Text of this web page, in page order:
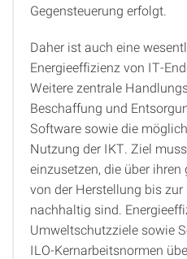
Gegensteuerung erfolgt.
Daher ist auch eine
Energieeffizienz von IT-
Weitere zentrale
Beschaffung und
Software sowie die
Nutzung der IKT. Ziel
einzusetzen, die über
von der Herstellung bis
nachhaltig sind.
Umweltschutzziele sowie
ILO-Kernarbeitsnormen